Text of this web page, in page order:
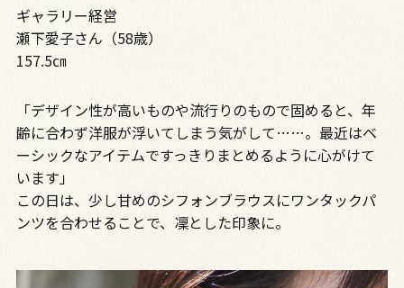
ギャラリー経営
瀬下愛子さん（58歳）
157.5㎝
「デザイン性が高いものや流行りのもので固めると、年
齢に合わず洋服が浮いてしまう気がして……。最近はベ
ーシックなアイテムですっきりまとめるように心がけて
います」
この日は、少し甘めのシフォンブラウスにワンタックパ
ンツを合わせることで、凜とした印象に。